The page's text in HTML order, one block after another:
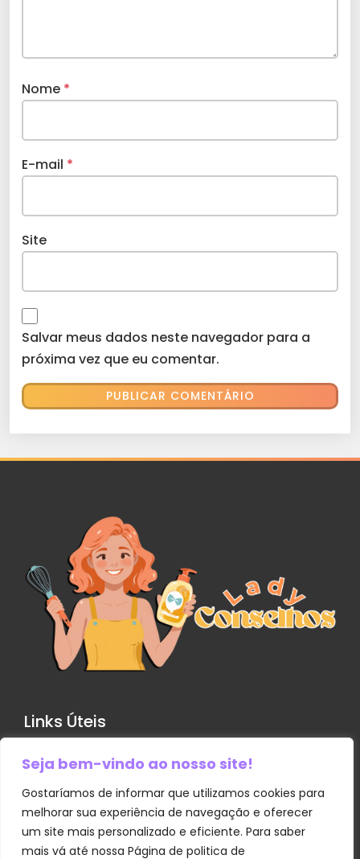
Seja bem-vindo ao nosso site!
Gostaríamos de informar que utilizamos cookies para
melhorar sua experiência de navegação e oferecer
um site mais personalizado e eficiente. Para saber
mais vá até nossa Página de politica de
Nome *
E-mail *
Site
Salvar meus dados neste navegador para a
próxima vez que eu comentar.
Links Úteis
Contato
Política de Privacidade
Sobre Nós
Termos e Condições